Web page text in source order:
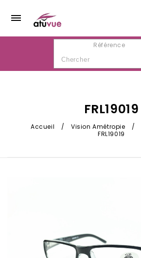
Référence
FRL19019
Accueil / Vision Amétropie /
FRL19019